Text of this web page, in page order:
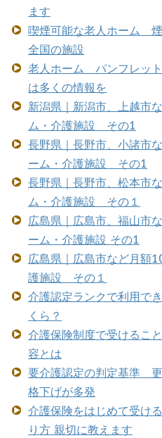
ます
喫煙可能な老人ホーム
全国の施設
老人ホーム パンフレッ
は多くの情報を
新潟県｜新潟市、上越市
ム・介護施設 その1
長野県｜長野市、小諸市
ーム・介護施設 その1
長野県｜長野市、松本市
ム・介護施設 その１
広島県｜広島市、福山市
ーム・介護施設 その1
広島県｜広島市など月額
護施設 その１
介護認定ランクで利用で
くら？
介護保険制度で受けるこ
容とは
要介護認定の判定基準
格下げが多発
介護保険をはじめて受け
り方 親切に教えます